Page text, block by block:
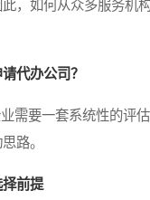
，如何从众多服务机
代办公司？
要一套系统性的评
路。
前提